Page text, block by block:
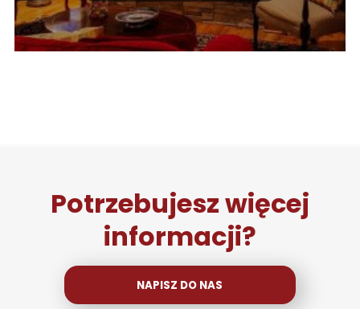
Potrzebujesz więcej
informacji?
NAPISZ DO NAS